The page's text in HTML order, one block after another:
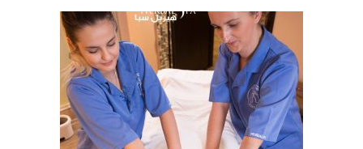
DODAJ U KORPU